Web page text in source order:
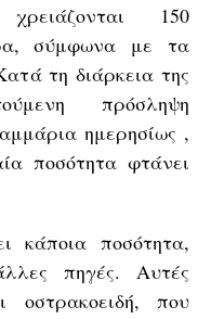
150
σύμφωνα με τα
τη διάρκεια της
πρόσληψη
ημερησίως ,
ποσότητα φτάνει
κάποια ποσότητα,
πηγές. Αυτές
οστρακοειδή, που